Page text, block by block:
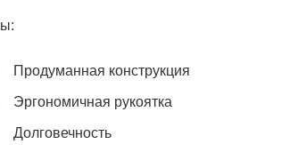
Продуманная конструкция
Эргономичная рукоятка
Долговечность